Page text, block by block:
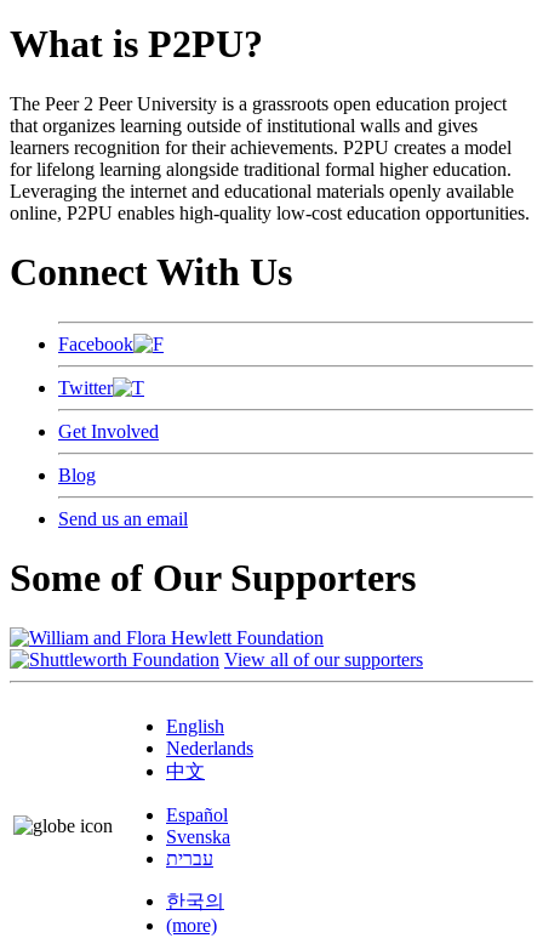
What is P2PU?
The Peer 2 Peer University is a grassroots open education project
that organizes learning outside of institutional walls and gives
learners recognition for their achievements. P2PU creates a model
for lifelong learning alongside traditional formal higher education.
Leveraging the internet and educational materials openly available
online, P2PU enables high-quality low-cost education opportunities.
Connect With Us
Facebook
Twitter
Get Involved
Blog
Send us an email
Some of Our Supporters
View all of our supporters
English
Nederlands
中文
Español
Svenska
עברית
한국의
(more)